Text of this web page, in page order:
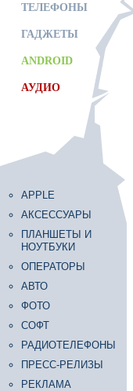
ТЕЛЕФОНЫ
ГАДЖЕТЫ
ANDROID
АУДИО
APPLE
АКСЕССУАРЫ
ПЛАНШЕТЫ И
НОУТБУКИ
ОПЕРАТОРЫ
АВТО
ФОТО
СОФТ
РАДИОТЕЛЕФОНЫ
ПРЕСС-РЕЛИЗЫ
РЕКЛАМА